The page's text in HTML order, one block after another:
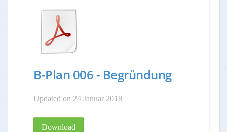
B-Plan 006 - Begründung
Updated on 24 Januar 2018
Download